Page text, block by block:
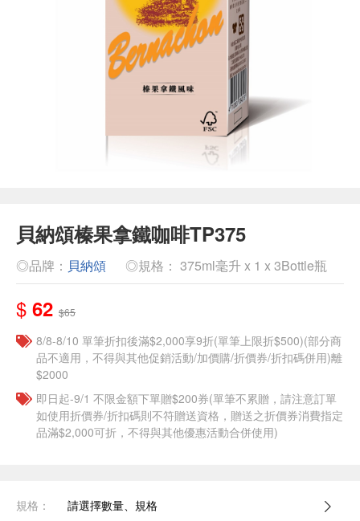
貝納頌榛果拿鐵咖啡TP375
◎品牌： 貝納頌 ◎規格： 375ml毫升 x 1 x 3Bottle瓶
$ 62 $65
8/8-8/10 單筆折扣後滿$2,000享9折(單筆上限折$500)(部分商
品不適用，不得與其他促銷活動/加價購/折價券/折扣碼併用)離
$2000
即日起-9/1 不限金額下單贈$200券(單筆不累贈，請注意訂單
如使用折價券/折扣碼則不符贈送資格，贈送之折價券消費指定
品滿$2,000可折，不得與其他優惠活動合併使用)
規格： 請選擇數量、規格